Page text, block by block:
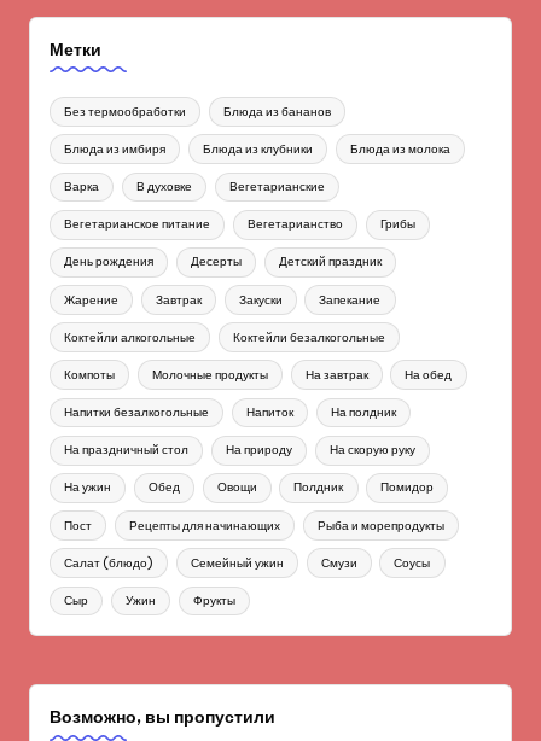
Метки
Без термообработки Блюда из бананов
Блюда из имбиря Блюда из клубники Блюда из молока
Варка В духовке Вегетарианские
Вегетарианское питание Вегетарианство Грибы
День рождения Десерты Детский праздник
Жарение Завтрак Закуски Запекание
Коктейли алкогольные Коктейли безалкогольные
Компоты Молочные продукты На завтрак На обед
Напитки безалкогольные Напиток На полдник
На праздничный стол На природу На скорую руку
На ужин Обед Овощи Полдник Помидор
Пост Рецепты для начинающих Рыба и морепродукты
Салат (блюдо) Семейный ужин Смузи Соусы
Сыр Ужин Фрукты
Возможно, вы пропустили